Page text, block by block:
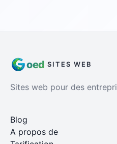
oed SITES WEB
Sites web pour des
Blog
A propos de